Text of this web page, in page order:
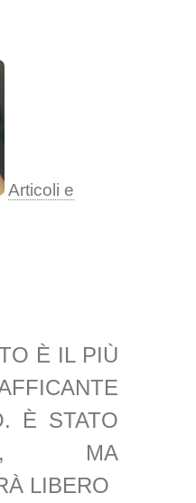
Articoli e
È IL PIÙ
È STATO
MA
LIBERO